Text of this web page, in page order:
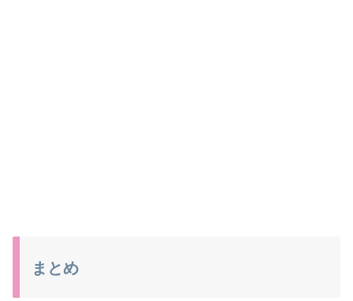
まとめ